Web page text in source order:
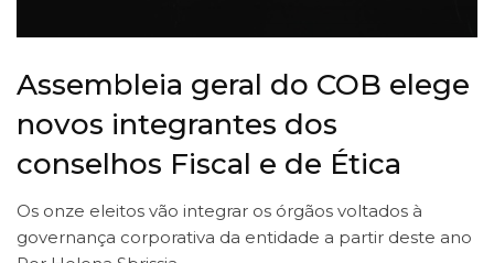
Assembleia geral do COB elege
novos integrantes dos
conselhos Fiscal e de Ética
Os onze eleitos vão integrar os órgãos voltados à
governança corporativa da entidade a partir deste ano